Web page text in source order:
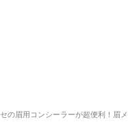
の眉用コンシーラーが超便利！眉メ